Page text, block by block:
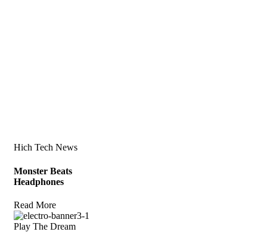
Hich Tech News
Monster Beats
Headphones
Read More
Play The Dream